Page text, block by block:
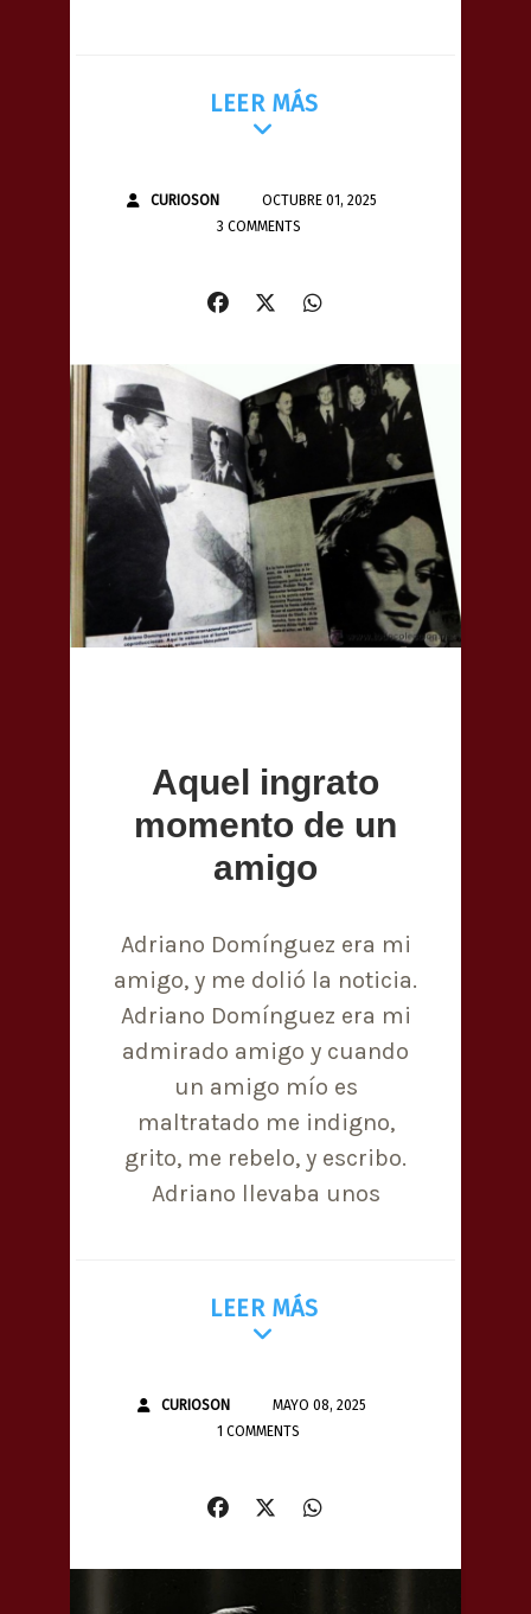
LEER MÁS
CURIOSON
OCTUBRE 01, 2025
3 COMMENTS
Aquel ingrato
momento de un
amigo
Adriano Domínguez era mi
amigo, y me dolió la noticia.
Adriano Domínguez era mi
admirado amigo y cuando
un amigo mío es
maltratado me indigno,
grito, me rebelo, y escribo.
Adriano llevaba unos
LEER MÁS
CURIOSON
MAYO 08, 2025
1 COMMENTS